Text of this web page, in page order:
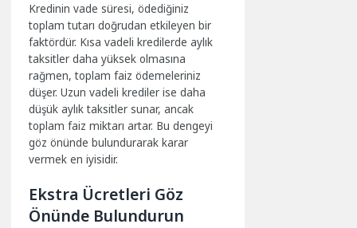
Kredinin vade süresi, ödediğiniz
toplam tutarı doğrudan etkileyen bir
faktördür. Kısa vadeli kredilerde aylık
taksitler daha yüksek olmasına
rağmen, toplam faiz ödemeleriniz
düşer. Uzun vadeli krediler ise daha
düşük aylık taksitler sunar, ancak
toplam faiz miktarı artar. Bu dengeyi
göz önünde bulundurarak karar
vermek en iyisidir.
Ekstra Ücretleri Göz
Önünde Bulundurun